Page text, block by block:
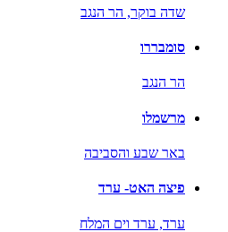
שדה בוקר, הר הנגב
סומבררו
הר הנגב
מרשמלו
באר שבע והסביבה
פיצה האט- ערד
ערד, ערד וים המלח